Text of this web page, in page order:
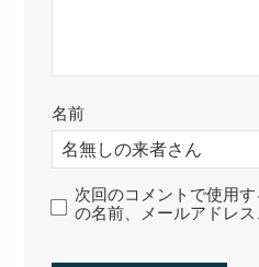
名前
次回のコメントで使用
の名前、メールアドレス